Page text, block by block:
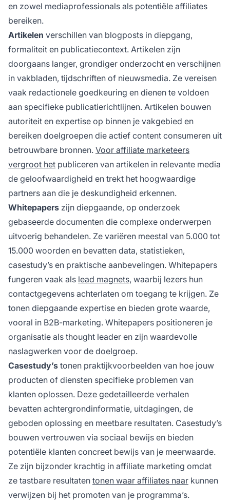
en zowel mediaprofessionals als potentiële affiliates
bereiken.
Artikelen verschillen van blogposts in diepgang,
formaliteit en publicatiecontext. Artikelen zijn
doorgaans langer, grondiger onderzocht en verschijnen
in vakbladen, tijdschriften of nieuwsmedia. Ze vereisen
vaak redactionele goedkeuring en dienen te voldoen
aan specifieke publicatierichtlijnen. Artikelen bouwen
autoriteit en expertise op binnen je vakgebied en
bereiken doelgroepen die actief content consumeren uit
betrouwbare bronnen. Voor affiliate marketeers
vergroot het publiceren van artikelen in relevante media
de geloofwaardigheid en trekt het hoogwaardige
partners aan die je deskundigheid erkennen.
Whitepapers zijn diepgaande, op onderzoek
gebaseerde documenten die complexe onderwerpen
uitvoerig behandelen. Ze variëren meestal van 5.000 tot
15.000 woorden en bevatten data, statistieken,
casestudy’s en praktische aanbevelingen. Whitepapers
fungeren vaak als lead magnets, waarbij lezers hun
contactgegevens achterlaten om toegang te krijgen. Ze
tonen diepgaande expertise en bieden grote waarde,
vooral in B2B-marketing. Whitepapers positioneren je
organisatie als thought leader en zijn waardevolle
naslagwerken voor de doelgroep.
Casestudy’s tonen praktijkvoorbeelden van hoe jouw
producten of diensten specifieke problemen van
klanten oplossen. Deze gedetailleerde verhalen
bevatten achtergrondinformatie, uitdagingen, de
geboden oplossing en meetbare resultaten. Casestudy’s
bouwen vertrouwen via sociaal bewijs en bieden
potentiële klanten concreet bewijs van je meerwaarde.
Ze zijn bijzonder krachtig in affiliate marketing omdat
ze tastbare resultaten tonen waar affiliates naar kunnen
verwijzen bij het promoten van je programma’s.